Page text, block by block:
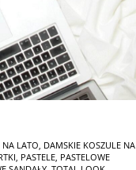
NA LATO, DAMSKIE KOSZULE NA
, PASTELE, PASTELOWE